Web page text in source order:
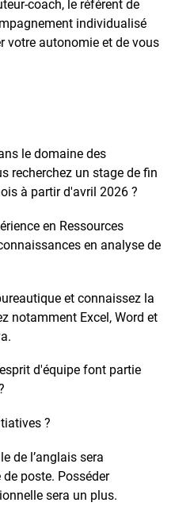
coach, le référent de
individualisé
votre autonomie et de vous
le domaine des
recherchez un stage de fin
à partir d'avril 2026 ?
en Ressources
en analyse de
et connaissez la
notamment Excel, Word et
d'équipe font partie
?
de l’anglais sera
poste. Posséder
sera un plus.